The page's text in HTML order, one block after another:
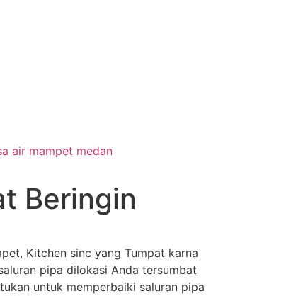
air mampet medan
Beringin
Kitchen sinc yang Tumpat karna
pipa dilokasi Anda tersumbat
untuk memperbaiki saluran pipa